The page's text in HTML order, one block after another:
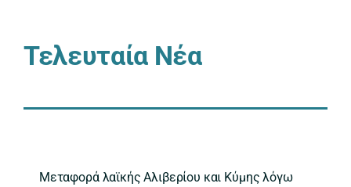
Τελευταία Νέα
Μεταφορά λαϊκής Αλιβερίου και Κύμης λόγω